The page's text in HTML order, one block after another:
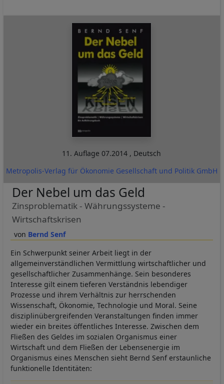
11. Auflage07.2014 , Deutsch
Metropolis-Verlag für Ökonomie Gesellschaft und Politik GmbH
Bernd Senf
Der Nebel um das Geld
Zinsproblematik - Währungssysteme -
Wirtschaftskrisen
Ein Schwerpunkt seiner Arbeit liegt in der
allgemeinverständlichen Vermittlung wirtschaftlicher und
gesellschaftlicher Zusammenhänge. Sein besonderes
Interesse gilt einem tieferen Verständnis lebendiger
Prozesse und ihrem Verhältnis zur herrschenden
Wissenschaft, Ökonomie, Technologie und Moral. Seine
disziplinübergreifenden Veranstaltungen finden immer
wieder ein breites öffentliches Interesse. Zwischen dem
Fließen des Geldes im sozialen Organismus einer
Wirtschaft und dem Fließen der Lebensenergie im
Organismus eines Menschen sieht Bernd Senf erstaunliche
funktionelle Identitäten: